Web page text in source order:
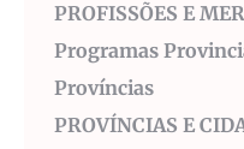
PROFISSÕES E
Programas
Províncias
PROVÍNCIAS E